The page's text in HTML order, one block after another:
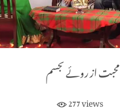
از روئے تجسم
277views